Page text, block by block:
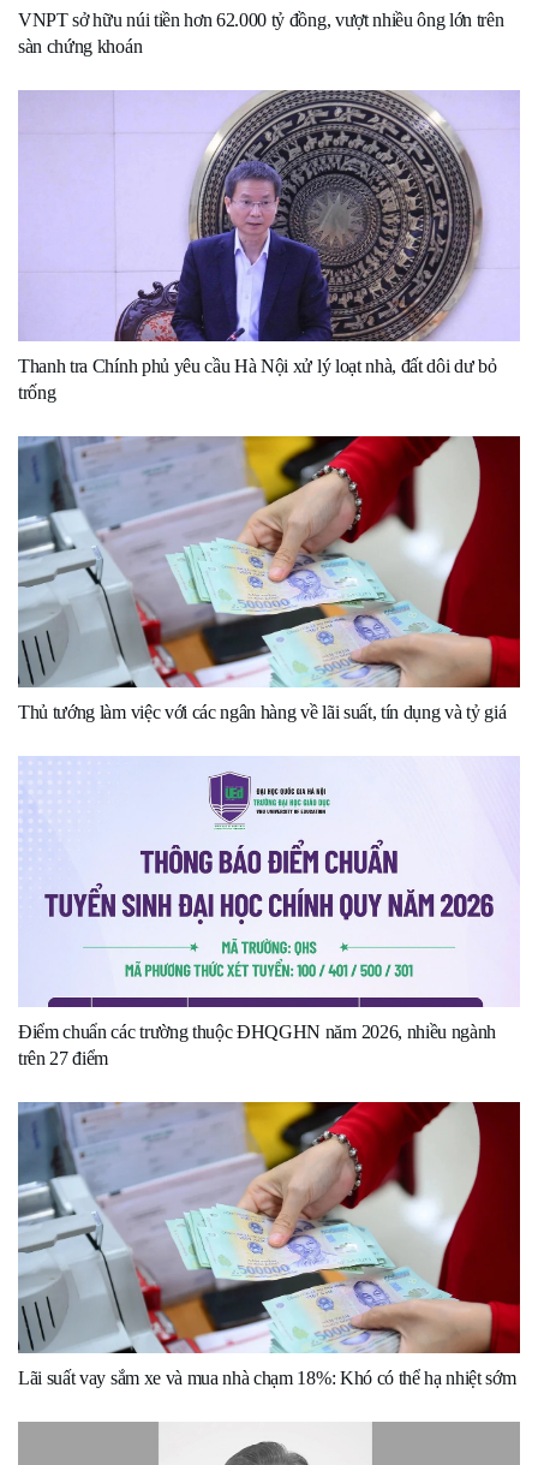
VNPT sở hữu núi tiền hơn 62.000 tỷ đồng, vượt nhiều ông lớn trên
sàn chứng khoán
Thanh tra Chính phủ yêu cầu Hà Nội xử lý loạt nhà, đất dôi dư bỏ
trống
Thủ tướng làm việc với các ngân hàng về lãi suất, tín dụng và tỷ giá
Điểm chuẩn các trường thuộc ĐHQGHN năm 2026, nhiều ngành
trên 27 điểm
Lãi suất vay sắm xe và mua nhà chạm 18%: Khó có thể hạ nhiệt sớm